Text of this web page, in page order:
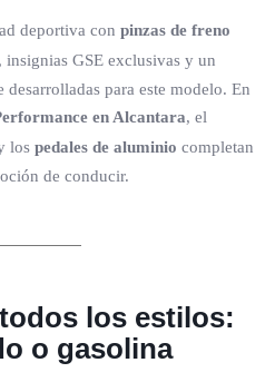
deportiva con pinzas de freno
, insignias GSE exclusivas y un
desarrolladas para este modelo. En
en Alcantara, el
los pedales de aluminio completan
de conducir.
los estilos:
o gasolina